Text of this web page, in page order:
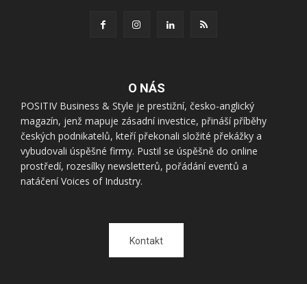
O NÁS
POSITIV Business & Style je prestižní, česko-anglický
magazín, jenž mapuje zásadní investice, přináší příběhy
českých podnikatelů, kteří překonali složité překážky a
vybudovali úspěšné firmy. Pustil se úspěšně do online
prostředí, rozesílky newsletterů, pořádání eventů a
natáčení Voices of Industry.
Kontakt